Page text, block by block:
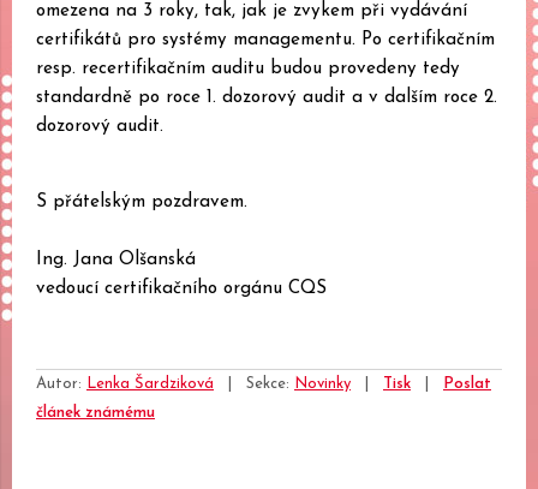
omezena na 3 roky, tak, jak je zvykem při vydávání
certifikátů pro systémy managementu. Po certifikačním
resp. recertifikačním auditu budou provedeny tedy
standardně po roce 1. dozorový audit a v dalším roce 2.
dozorový audit.
S přátelským pozdravem.
Ing. Jana Olšanská
vedoucí certifikačního orgánu CQS
Autor: Lenka Šardziková Sekce: Novinky Tisk
Poslat
článek známému